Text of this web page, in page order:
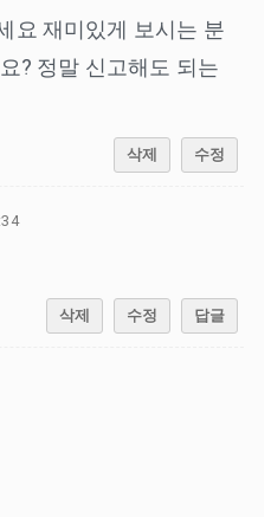
요 재미있게 보시는 분
? 정말 신고해도 되는
삭제 수정
삭제 수정 답글